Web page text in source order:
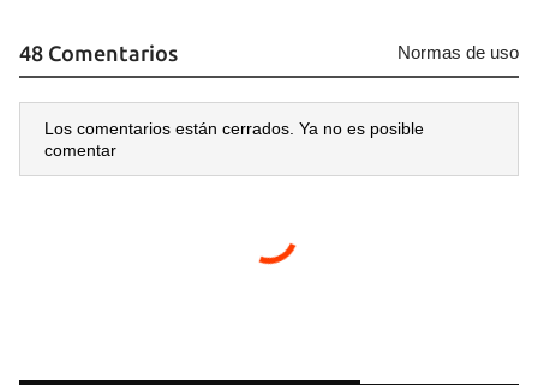
48 Comentarios Normas de uso
Los comentarios están cerrados. Ya no es posible
comentar